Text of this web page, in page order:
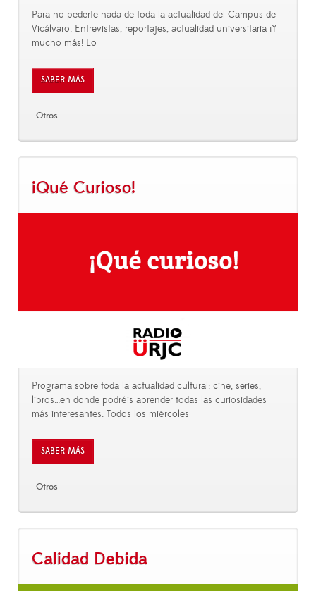
Para no pederte nada de toda la actualidad del Campus de
Vicálvaro. Entrevistas, reportajes, actualidad universitaria ¡Y
mucho más! Lo
SABER MÁS
Otros
¡Qué Curioso!
Programa sobre toda la actualidad cultural: cine, series,
libros…en donde podréis aprender todas las curiosidades
más interesantes. Todos los miércoles
SABER MÁS
Otros
Calidad Debida